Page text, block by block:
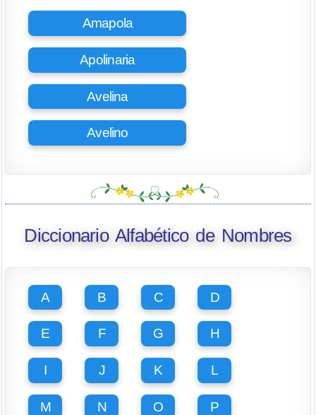
Amapola
Apolinaria
Avelina
Avelino
Diccionario Alfabético de Nombres
A B C D
E F G H
I J K L
M N O P